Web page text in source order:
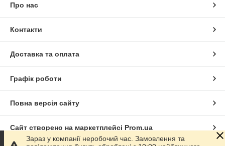
Про нас
Контакти
Доставка та оплата
Графік роботи
Повна версія сайту
Сайт створено на маркетплейсі Prom.ua
Зараз у компанії неробочий час. Замовлення та